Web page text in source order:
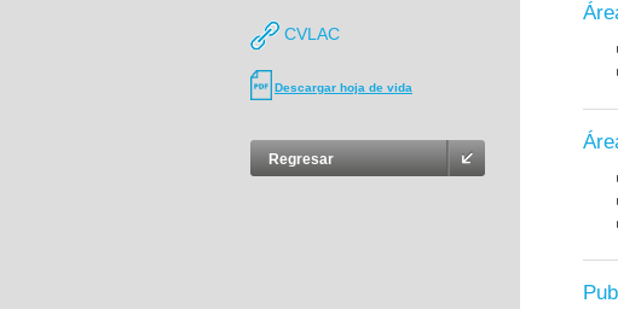
CVLAC
Descargar hoja de vida
Regresar